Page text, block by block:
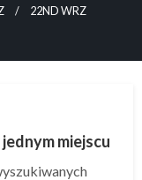
22ND WRZ
miejscu